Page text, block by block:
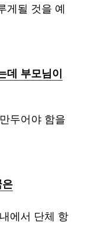
게될 것을 예
데 부모님이
두어야 함을
에서 단체 항